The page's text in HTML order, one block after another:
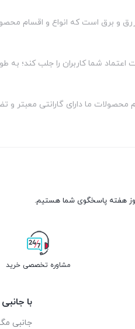
و برق است که انواع و اقسام
شما کاربران را جلب کند؛
محصولات ما دارای گارانتی
مشاوره تخصصی خرید
با
جانبی